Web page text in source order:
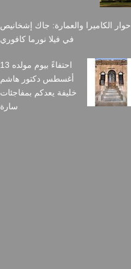
حوار الكاميرا والعمارة: جاك إشخانيص
في فيلا نورما كافوري
احتفاءً بيوم مولده 13
أغسطس دكتور هاشم
خليفة يعدكم بمفاجئات
سارة